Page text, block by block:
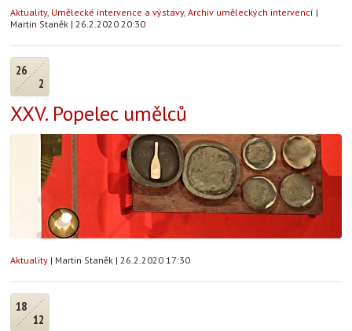
Aktuality, Umělecké intervence a výstavy, Archiv uměleckých intervencí |
Martin Staněk | 26.2.2020 20:30
26
2
XXV. Popelec umělců
Aktuality | Martin Staněk | 26.2.2020 17:30
18
12